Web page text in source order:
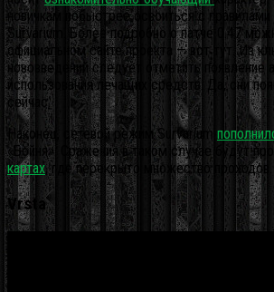
новичкам побыстрее освоиться с
Survarium. Более подробно о патче 0.47
официальном сайте проекта — вот тут. Из
нововведений следует отметить появление
использования лечащих средств. Да, они
сейчас.
Наконец, сетевой режим Survarium
«Бойня». Сражения в таком случае будут
картах, где перекрыто множество проходов.
Vrsta